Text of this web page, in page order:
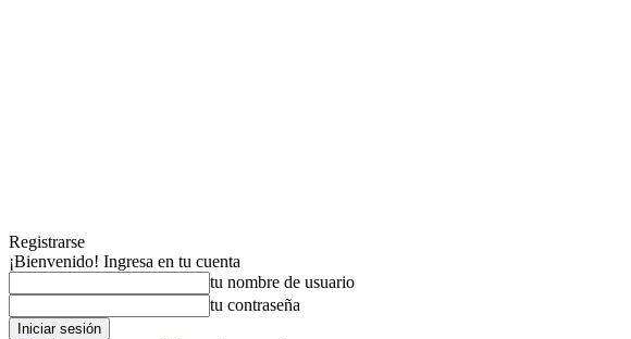
Registrarse
¡Bienvenido! Ingresa en tu cuenta
tu nombre de usuario
tu contraseña